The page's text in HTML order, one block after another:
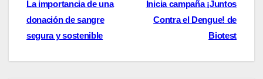
Navegación
de
entradas
Inicia campaña ¡Juntos
Contra el Dengue! de
Biotest
La importancia de una
donación de sangre
segura y sostenible